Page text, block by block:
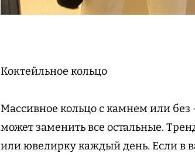
Коктейльное кольцо
Массивное кольцо с камнем или без
может заменить все остальные.
или ювелирку каждый день. Если в